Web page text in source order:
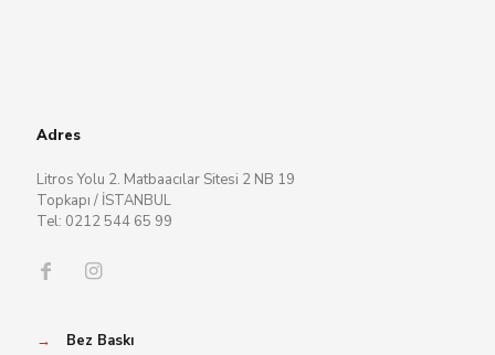
Adres
Litros Yolu 2. Matbaacılar Sitesi 2 NB 19
Topkapı / İSTANBUL
Tel: 0212 544 65 99
→
Bez Baskı